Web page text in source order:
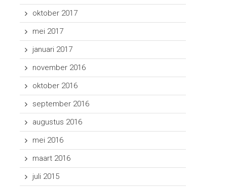
oktober 2017
mei 2017
januari 2017
november 2016
oktober 2016
september 2016
augustus 2016
mei 2016
maart 2016
juli 2015